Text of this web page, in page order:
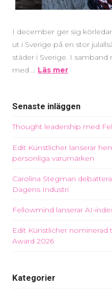
I december ger sig
ut i Sverige på en stor
städer i Sverige. I
med … Läs mer
Senaste inläggen
Thought leadership med
Edit Künstlicher lanserar
personliga varumärken
Carolina Stegman
Dagens Industri
Fellowmind lanserar AI-
Edit Künstlicher nominerad
Award 2026
Kategorier